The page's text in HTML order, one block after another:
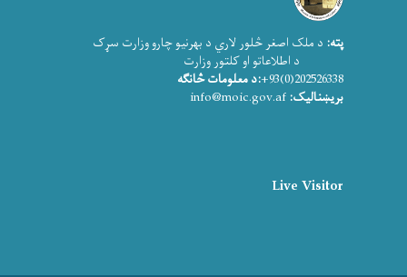
پته: د ملک اصغر څلور لاري د بهرنیو چارو وزارت سړک
د اطلاعاتو او کلتور وزارت
202526338(0)93+
:د معلومات څانګه
بریښنالیک: info@moic.gov.af
Live Visitor